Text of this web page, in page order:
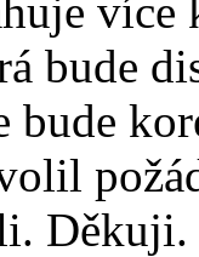
bude
bude
Děkuji.